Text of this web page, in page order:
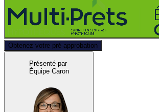
Obtenez votre pré-approbation
Présenté par
Équipe Caron